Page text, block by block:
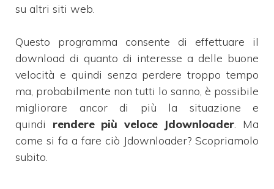
su altri siti web.
Questo programma consente di effettuare il
download di quanto di interesse a delle buone
velocità e quindi senza perdere troppo tempo
ma, probabilmente non tutti lo sanno, è possibile
migliorare ancor di più la situazione e
quindi rendere più veloce Jdownloader. Ma
come si fa a fare ciò Jdownloader? Scopriamolo
subito.